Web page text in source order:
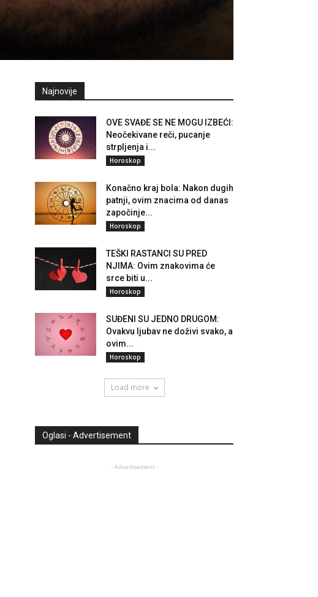
Najnovije
OVE SVAĐE SE NE MOGU IZBEĆI:
Neočekivane reči, pucanje
strpljenja i...
Horoskop
Konačno kraj bola: Nakon dugih
patnji, ovim znacima od danas
započinje...
Horoskop
TEŠKI RASTANCI SU PRED
NJIMA: Ovim znakovima će
srce biti u...
Horoskop
SUĐENI SU JEDNO DRUGOM:
Ovakvu ljubav ne doživi svako, a
ovim...
Horoskop
Load more
Oglasi - Advertisement
- Advertisement -